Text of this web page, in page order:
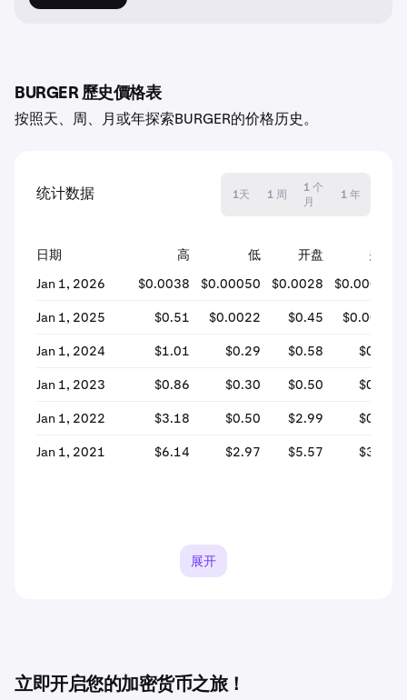
BURGER 歷史價格表
按照天、周、月或年探索BURGER的价格历史。
统计数据 1天 1 周
1 个
月
1 年
日期 高 低 开盘
关闭
Jan 1, 2026
$0.0038 $0.00050 $0.0028 $0.00053
Jan 1, 2025 $0.51 $0.0022 $0.45 $0.0028
Jan 1, 2024 $1.01 $0.29 $0.58 $0.46
Jan 1, 2023 $0.86 $0.30 $0.50 $0.60
Jan 1, 2022 $3.18 $0.50 $2.99 $0.50
Jan 1, 2021 $6.14 $2.97 $5.57 $3.05
展开
立即开启您的加密货币之旅！